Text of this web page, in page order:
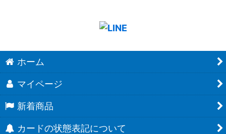
ホーム
マイページ
新着商品
カードの状態表記について